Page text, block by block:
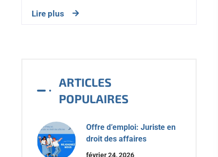
Lire plus
ARTICLES
POPULAIRES
Offre d’emploi: Juriste en
droit des affaires
février 24, 2026